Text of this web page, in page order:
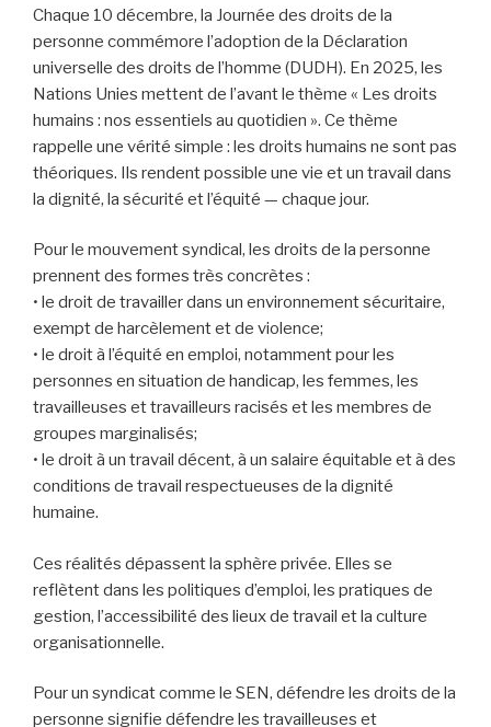
Chaque 10 décembre, la Journée des droits de la
personne commémore l’adoption de la Déclaration
universelle des droits de l’homme (DUDH). En 2025, les
Nations Unies mettent de l’avant le thème « Les droits
humains : nos essentiels au quotidien ». Ce thème
rappelle une vérité simple : les droits humains ne sont pas
théoriques. Ils rendent possible une vie et un travail dans
la dignité, la sécurité et l’équité — chaque jour.
Pour le mouvement syndical, les droits de la personne
prennent des formes très concrètes :
• le droit de travailler dans un environnement sécuritaire,
exempt de harcèlement et de violence;
• le droit à l’équité en emploi, notamment pour les
personnes en situation de handicap, les femmes, les
travailleuses et travailleurs racisés et les membres de
groupes marginalisés;
• le droit à un travail décent, à un salaire équitable et à des
conditions de travail respectueuses de la dignité
humaine.
Ces réalités dépassent la sphère privée. Elles se
reflètent dans les politiques d’emploi, les pratiques de
gestion, l’accessibilité des lieux de travail et la culture
organisationnelle.
Pour un syndicat comme le SEN, défendre les droits de la
personne signifie défendre les travailleuses et